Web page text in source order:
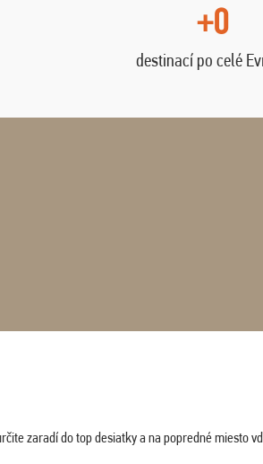
+0
destinací po celé
zaradí do top desiatky a na popredné miesto